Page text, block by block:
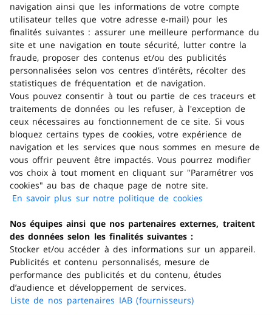
Livraison à domicile
Faîtes vous livrer gratuitement dès 30 euros
d’achat pour les petits colis ! (<20 kg)
Retrait gratuit en magasin
Venez chercher gratuitementvotre commande
dans 2h et jusqu’à 3 jours ouvrés dans le magasin
de votre choix !
Paiement facile et sécurisé
Profitez d’un large choix de modes depaiement
sécuriséset payezen plusieurs foisdès 100
euros d’achat !
En ce moment
Nos offres
Nos services
navigation ainsi que les informations de votre compte
utilisateur telles que votre adresse e-mail) pour les
finalités suivantes : assurer une meilleure performance du
site et une navigation en toute sécurité, lutter contre la
fraude, proposer des contenus et/ou des publicités
personnalisées selon vos centres d’intérêts, récolter des
statistiques de fréquentation et de navigation.
Vous pouvez consentir à tout ou partie de ces traceurs et
traitements de données ou les refuser, à l'exception de
ceux nécessaires au fonctionnement de ce site. Si vous
bloquez certains types de cookies, votre expérience de
navigation et les services que nous sommes en mesure de
vous offrir peuvent être impactés. Vous pourrez modifier
vos choix à tout moment en cliquant sur "Paramétrer vos
cookies" au bas de chaque page de notre site.
En savoir plus sur notre politique de cookies
onglet)
Nos équipes ainsi que nos partenaires externes, traitent
des données selon les finalités suivantes :
Stocker et/ou accéder à des informations sur un appareil.
Publicités et contenu personnalisés, mesure de
performance des publicités et du contenu, études
d’audience et développement de services.
Liste de nos partenaires IAB (fournisseurs)